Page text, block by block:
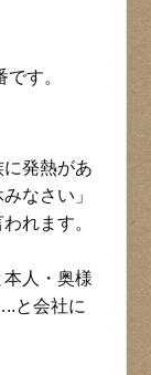
す。
発熱があ
なさい」
れます。
人・奥様
と会社に